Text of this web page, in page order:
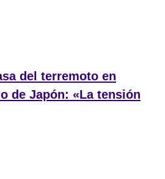
del terremoto en
de Japón: «La tensión